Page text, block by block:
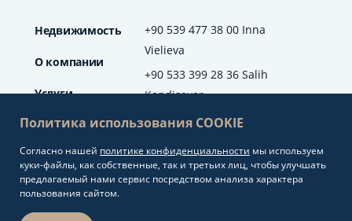
+90 539 477 38 00 Inna
Vielieva
+90 533 399 28 36 Salih
Kendisever
info@artproperty.net
Mahmutlar Mah.
Недвижимость
О компании
Услуги
Отзывы
Блог
Политика использования COOKIE
Согласно нашей политике конфиденциальности мы используем
куки-файлы, как собственные, так и третьих лиц, чтобы улучшать
предлагаемый нами сервис посредством анализа характера
пользования сайтом.